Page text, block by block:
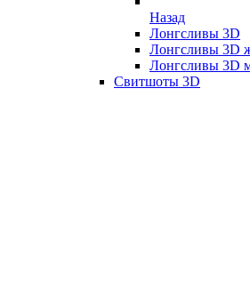
Назад
Лонгсливы 3D
Лонгсливы 3D
Лонгсливы 3D
Свитшоты 3D